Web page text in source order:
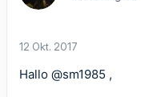
12 Okt. 2017
Hallo @sm1985 ,